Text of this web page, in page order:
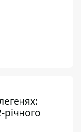
річного